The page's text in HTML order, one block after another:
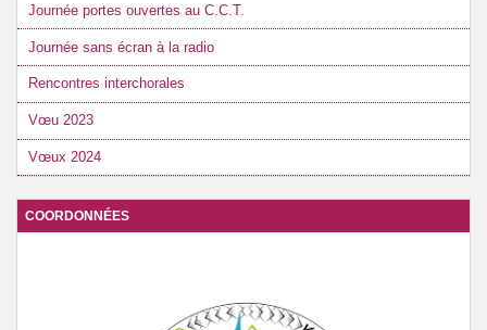
Journée portes ouvertes au C.C.T.
Journée sans écran à la radio
Rencontres interchorales
Vœu 2023
Vœux 2024
COORDONNÉES